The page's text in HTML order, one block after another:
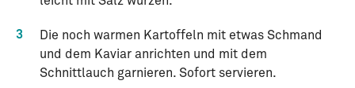
3
Die noch warmen Kartoffeln mit etwas Schmand
und dem Kaviar anrichten und mit dem
Schnittlauch garnieren. Sofort servieren.